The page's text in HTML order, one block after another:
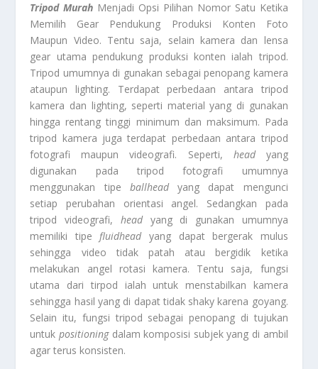
Tripod Murah Menjadi Opsi Pilihan Nomor Satu Ketika
Memilih Gear Pendukung Produksi Konten Foto
Maupun Video. Tentu saja, selain kamera dan lensa
gear utama pendukung produksi konten ialah tripod.
Tripod umumnya di gunakan sebagai penopang kamera
ataupun lighting. Terdapat perbedaan antara tripod
kamera dan lighting, seperti material yang di gunakan
hingga rentang tinggi minimum dan maksimum. Pada
tripod kamera juga terdapat perbedaan antara tripod
fotografi maupun videografi. Seperti, headyang
digunakan pada tripod fotografi umumnya
menggunakan tipe ballheadyang dapat mengunci
setiap perubahan orientasi angel. Sedangkan pada
tripod videografi, headyang di gunakan umumnya
memiliki tipefluidheadyang dapat bergerak mulus
sehingga video tidak patah atau bergidik ketika
melakukan angel rotasi kamera. Tentu saja, fungsi
utama dari tirpod ialah untuk menstabilkan kamera
sehingga hasil yang di dapat tidak shaky karena goyang.
Selain itu, fungsi tripod sebagai penopang di tujukan
untukpositioningdalam komposisi subjek yang di ambil
agar terus konsisten.